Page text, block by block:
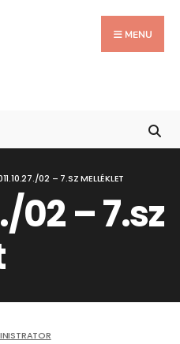
MENU
02 – 7.SZ MELLÉKLET
02 – 7.sz
Close